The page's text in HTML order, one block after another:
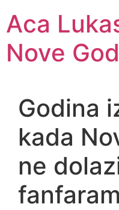
Aca
Nove
Godina
kada
ne